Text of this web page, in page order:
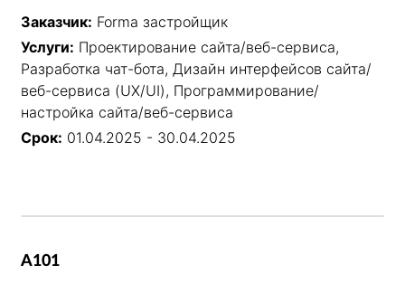
Заказчик: Forma застройщик
Услуги: Проектирование сайта/веб-сервиса,
Разработка чат-бота, Дизайн интерфейсов сайта/
веб-сервиса (UX/UI), Программирование/
настройка сайта/веб-сервиса
Срок: 01.04.2025 - 30.04.2025
A101